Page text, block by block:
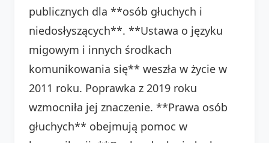
publicznych dla **osób głuchych i
niedosłyszących**. **Ustawa o języku
migowym i innych środkach
komunikowania się** weszła w życie w
2011 roku. Poprawka z 2019 roku
wzmocniła jej znaczenie. **Prawa osób
głuchych** obejmują pomoc w